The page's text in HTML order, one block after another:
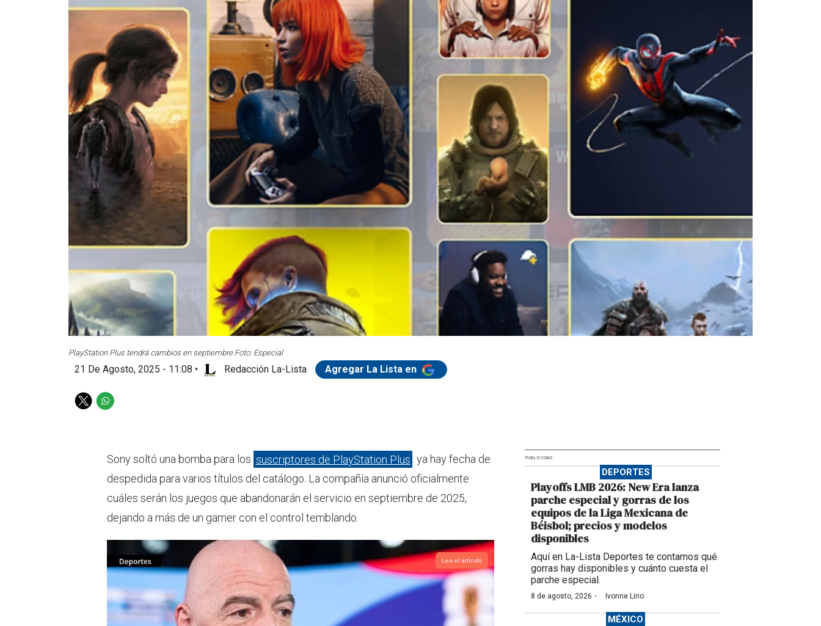
PlayStation Plus tendrá cambios en septiembre.Foto: Especial
21 De Agosto, 2025 - 11:08 • Redacción La-Lista Agregar La Lista en
T
W
s
p
p
Sony soltó una bomba para los suscriptores de PlayStation Plus : ya hay fecha de
despedida para varios títulos del catálogo. La compañía anunció oficialmente
cuáles serán los juegos que abandonarán el servicio en septiembre de 2025,
dejando a más de un gamer con el control temblando.
Lea el artículo
PUBLICIDAD
DEPORTES
Playoffs LMB 2026: New Era lanza
parche especial y gorras de los
equipos de la Liga Mexicana de
Béisbol; precios y modelos
disponibles
Aquí en La-Lista Deportes te contamos qué
gorras hay disponibles y cuánto cuesta el
parche especial.
8 de agosto, 2026 · Ivonne Lino
MÉXICO